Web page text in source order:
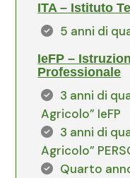
ITA – Istituto
5 anni di
IeFP –
Professionale
3 anni di
Agricolo” IeFP
3 anni di
Agricolo”
Quarto